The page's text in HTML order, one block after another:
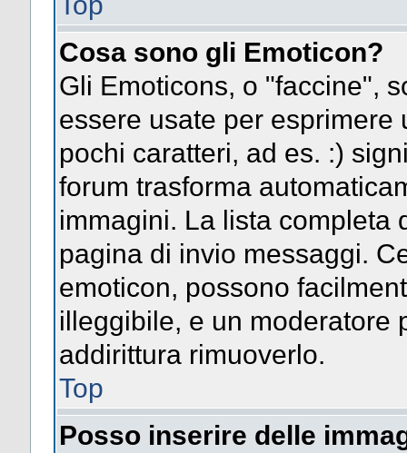
Cosa sono gli Emoticon?
Gli Emoticons, o "faccine",
essere usate per
pochi caratteri, ad es. :)
forum trasforma
immagini. La lista completa
pagina di invio messaggi.
emoticon, possono
illeggibile, e un moderatore
addirittura rimuoverlo.
Top
Posso inserire delle